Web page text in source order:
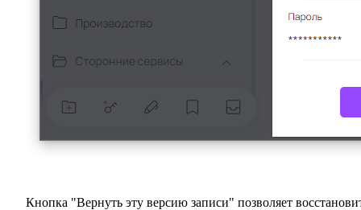
Кнопка "Вернуть эту версию записи" позволяет